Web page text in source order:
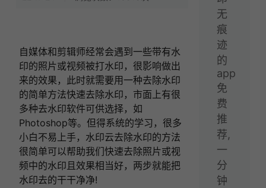
自媒体和剪辑师经常会遇到一些带有水
印的照片或视频被打水印，很影响做出
来的效果，此时就需要用一种去除水印
的简单方法快速去除水印，市面上有很
多种去水印软件可供选择，如
Photoshop等。但得系统的学习，很多
小白不易上手，水印云去除水印的方法
很简单可以帮助我们快速去除照片或视
频中的水印且效果相当好，两步就能把
水印去的干干净净!
无
痕
迹
的
app
免
费
推
荐,
一
分
钟